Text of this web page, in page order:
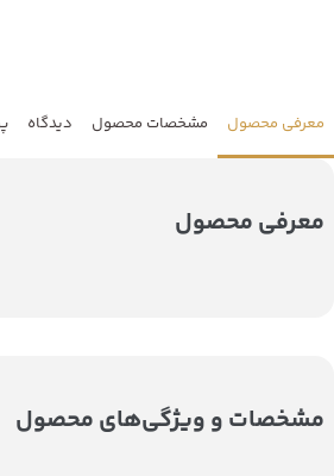
معرفی محصول مشخصات محصول دیدگاه
معرفی محصول
مشخصات و ویژگی‌های محصول